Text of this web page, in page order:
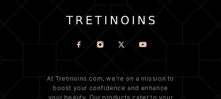
At Tretinoins.com, we're on a mission to
boost your confidence and enhance
your beauty. Our products cater to your